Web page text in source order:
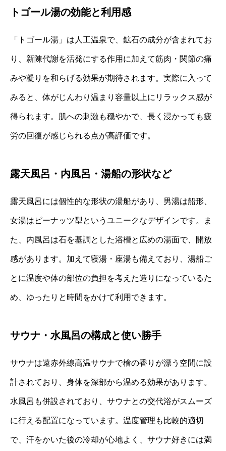
トゴール湯の効能と利用感
「トゴール湯」は人工温泉で、鉱石の成分が含まれてお
り、新陳代謝を活発にする作用に加えて筋肉・関節の痛
みや凝りを和らげる効果が期待されます。実際に入って
みると、体がじんわり温まり容量以上にリラックス感が
得られます。肌への刺激も穏やかで、長く浸かっても疲
労の回復が感じられる点が高評価です。
露天風呂・内風呂・湯船の形状など
露天風呂には個性的な形状の湯船があり、男湯は船形、
女湯はピーナッツ型というユニークなデザインです。ま
た、内風呂は石を基調とした浴槽と広めの湯面で、開放
感があります。加えて寝湯・座湯も備えており、湯船ご
とに温度や体の部位の負担を考えた造りになっているた
め、ゆったりと時間をかけて利用できます。
サウナ・水風呂の構成と使い勝手
サウナは遠赤外線高温サウナで檜の香りが漂う空間に設
計されており、身体を深部から温める効果があります。
水風呂も併設されており、サウナとの交代浴がスムーズ
に行える配置になっています。温度管理も比較的適切
で、汗をかいた後の冷却が心地よく、サウナ好きには満